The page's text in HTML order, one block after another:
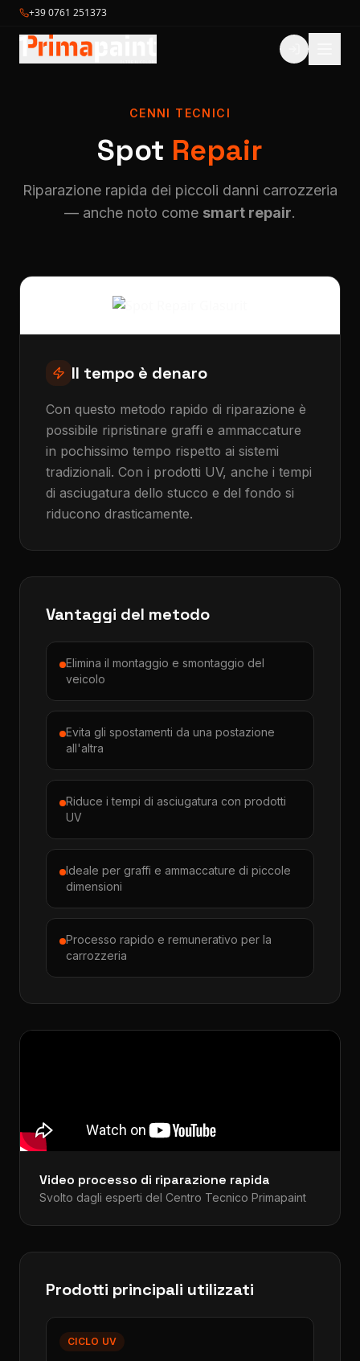
+39 0761 251373
CENNI TECNICI
Spot Repair
Riparazione rapida dei piccoli danni carrozzeria
— anche noto come smart repair.
Il tempo è denaro
Con questo metodo rapido di riparazione è
possibile ripristinare graffi e ammaccature
in pochissimo tempo rispetto ai sistemi
tradizionali. Con i prodotti UV, anche i tempi
di asciugatura dello stucco e del fondo si
riducono drasticamente.
Vantaggi del metodo
Elimina il montaggio e smontaggio del
veicolo
Evita gli spostamenti da una postazione
all'altra
Riduce i tempi di asciugatura con prodotti
UV
Ideale per graffi e ammaccature di piccole
dimensioni
Processo rapido e remunerativo per la
carrozzeria
Video processo di riparazione rapida
Svolto dagli esperti del Centro Tecnico Primapaint
Prodotti principali utilizzati
CICLO UV